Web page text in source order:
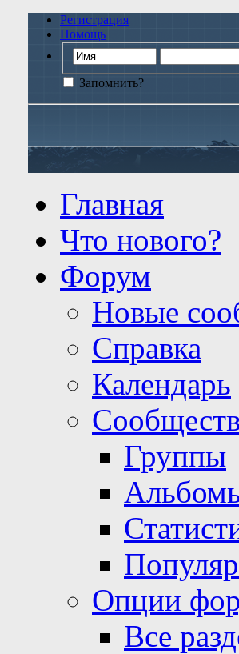
Регистрация
Помощь
Запомнить?
Главная
Что нового?
Форум
Новые
Справка
Календарь
Группы
Опции
Все